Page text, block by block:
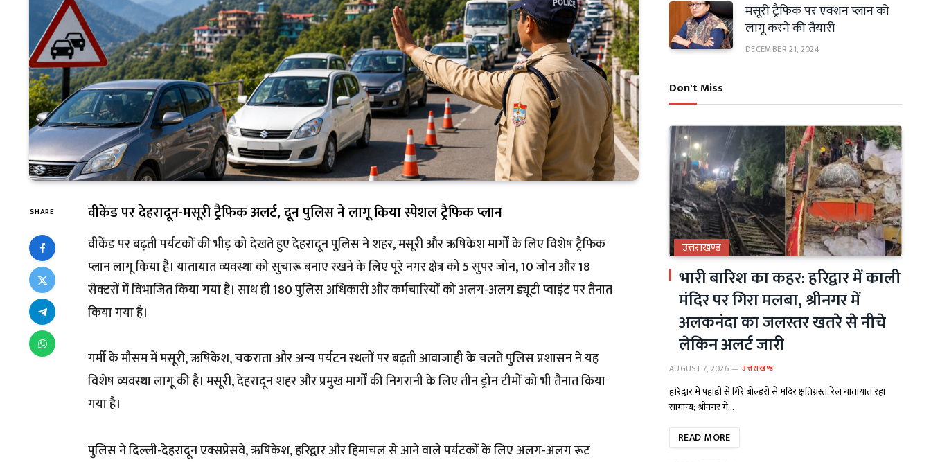
SHARE वीकेंड पर देहरादून-मसूरी ट्रैफिक अलर्ट, दून पुलिस ने लागू किया स्पेशल ट्रैफिक प्लान
वीकेंड पर बढ़ती पर्यटकों की भीड़ को देखते हुए देहरादून पुलिस ने शहर, मसूरी और ऋषिकेश मार्गों के लिए विशेष ट्रैफिक
प्लान लागू किया है। यातायात व्यवस्था को सुचारू बनाए रखने के लिए पूरे नगर क्षेत्र को 5 सुपर जोन, 10 जोन और 18
सेक्टरों में विभाजित किया गया है। साथ ही 180 पुलिस अधिकारी और कर्मचारियों को अलग-अलग ड्यूटी प्वाइंट पर तैनात
किया गया है।
गर्मी के मौसम में मसूरी, ऋषिकेश, चकराता और अन्य पर्यटन स्थलों पर बढ़ती आवाजाही के चलते पुलिस प्रशासन ने यह
विशेष व्यवस्था लागू की है। मसूरी, देहरादून शहर और प्रमुख मार्गों की निगरानी के लिए तीन ड्रोन टीमों को भी तैनात किया
गया है।
पुलिस ने दिल्ली-देहरादून एक्सप्रेसवे, ऋषिकेश, हरिद्वार और हिमाचल से आने वाले पर्यटकों के लिए अलग-अलग रूट
मसूरी ट्रैफिक पर एक्शन प्लान को
लागू करने की तैयारी
DECEMBER 21, 2024
Don't Miss
उत्तराखण्ड
भारी बारिश का कहर: हरिद्वार में काली
मंदिर पर गिरा मलबा, श्रीनगर में
अलकनंदा का जलस्तर खतरे से नीचे
लेकिन अलर्ट जारी
AUGUST 7, 2026 उत्तराखण्ड
हरिद्वार में पहाड़ी से गिरे बोल्डरों से मंदिर क्षतिग्रस्त, रेल यातायात रहा
सामान्य; श्रीनगर में…
READ MORE